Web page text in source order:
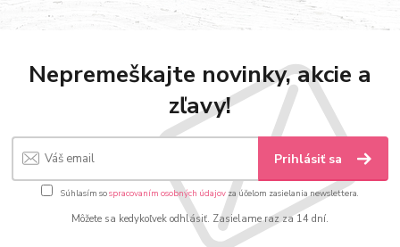
Nepremeškajte novinky, akcie a
zľavy!
Prihlásiť sa
Súhlasím sospracovaním osobných údajov za účelom zasielania newslettera.
Môžete sa kedykoľvek odhlásiť. Zasielame raz za 14 dní.